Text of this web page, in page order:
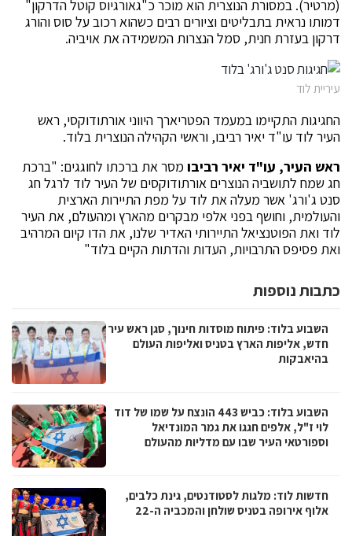
(מרטיר). במסורת הנוצרית הוא מוכר כ"גאורגיוס קוטל הדרקון"
דמותו נראית בתבליטים וציורים רבים כשהוא רכוב על סוס והורג
דרקון בעזרת חנית, סמל הנצרות המשמידה את אויביה.
עיריית לוד
החגיגות התקיימו במעמד הפטריארך היווני אורתודוקסי, ראש
העיר לוד עו"ד יאיר רביבו, וראשי הקהילה הנוצרית בלוד.
ראש העיר, עו"ד יאיר רביבו מסר את ברכתו לחוגגים: "ברכת
חג שמח לתושביה הנוצרים אורתודוקסים של העיר לוד לרגל חג
סנט ג'ורג' אשר מעלה את לוד על מפת התיירות הארצית
והעולמית, וחושף בפני אלפי מבקרים מהארץ ומהעולם, את העיר
לוד ואת הפוטנציאל התיירותי האדיר שלנו, את הדו קיום המרהיב
ואת פסיפס התרבויות, העדות והדתות הקיים בלוד"
כתבות נוספות
השבוע בלוד: פיתוח מוסדות חינוך, סגן ראש עיר
חדש, אליפות הארץ בטניס ואליפות העולם
בהיאבקות
השבוע בלוד: כביש 443 הונצח על שמו של דוד
לוי ז"ל, אלפים חגגו את גמר המונדיאל
וספורטאי העיר שבו עם מדליות מהעולם
חדשות לוד: מלגות לסטודנטים, גינת כלבים,
אלוף אירופה בטניס שולחן והמכביה ה-22